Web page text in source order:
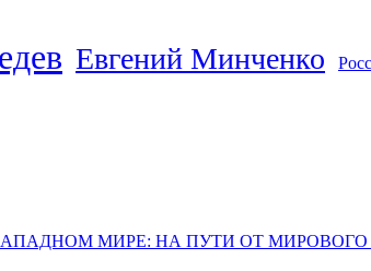
Евгений Минченко
МИРЕ: НА ПУТИ ОТ